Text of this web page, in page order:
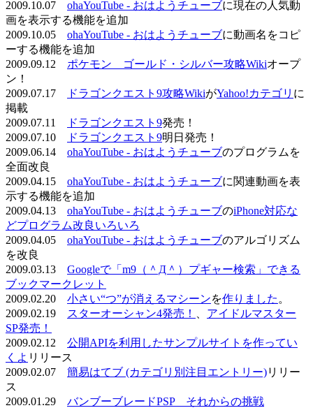
2009.10.07 ohaYouTube - おはようチューブに現在の人気動
画を表示する機能を追加
2009.10.05 ohaYouTube - おはようチューブに動画名をコピ
ーする機能を追加
2009.09.12 ポケモン ゴールド・シルバー攻略Wikiオープ
ン！
2009.07.17
ドラゴンクエスト9攻略WikiがYahoo!カテゴリ に
掲載
2009.07.11
ドラゴンクエスト9発売！
2009.07.10
ドラゴンクエスト9明日発売！
2009.06.14 ohaYouTube - おはようチューブのプログラムを
全面改良
2009.04.15 ohaYouTube - おはようチューブに関連動画を表
示する機能を追加
2009.04.13 ohaYouTube - おはようチューブのiPhone対応な
どプログラム改良いろいろ
2009.04.05 ohaYouTube - おはようチューブのアルゴリズム
を改良
2009.03.13 Googleで「m9（＾Д＾）プギャー検索」できる
ブックマークレット
2009.02.20 小さい“つ”が消えるマシーンを作りました 。
2009.02.19
スターオーシャン4発売！
アイドルマスター
SP発売！
2009.02.12 公開APIを利用したサンプルサイトを作ってい
くよ リリース
2009.02.07 簡易はてブ (カテゴリ別注目エントリー)リリー
ス
2009.01.29 バンブーブレードPSP それからの挑戦